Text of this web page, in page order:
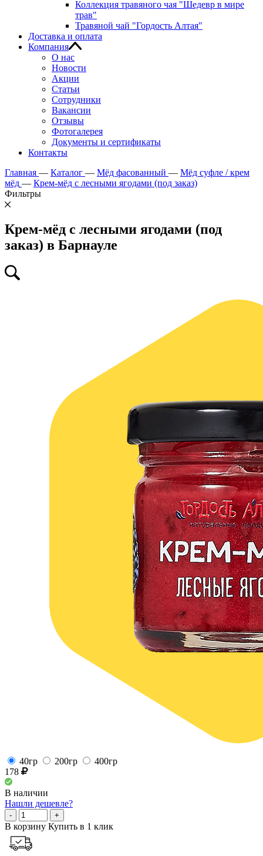
Коллекция травяного чая "Шедевр в мире
трав"
Травяной чай "Гордость Алтая"
Доставка и оплата
Компания
О нас
Новости
Акции
Статьи
Сотрудники
Вакансии
Отзывы
Фотогалерея
Документы и сертификаты
Контакты
Главная — Каталог — Мёд фасованный — Мёд суфле / крем
мёд — Крем-мёд с лесными ягодами (под заказ)
Фильтры
Крем-мёд с лесными ягодами (под
заказ) в Барнауле
40гр 200гр
400гр
178
В наличии
Нашли дешевле?
- +
В корзину Купить в 1 клик